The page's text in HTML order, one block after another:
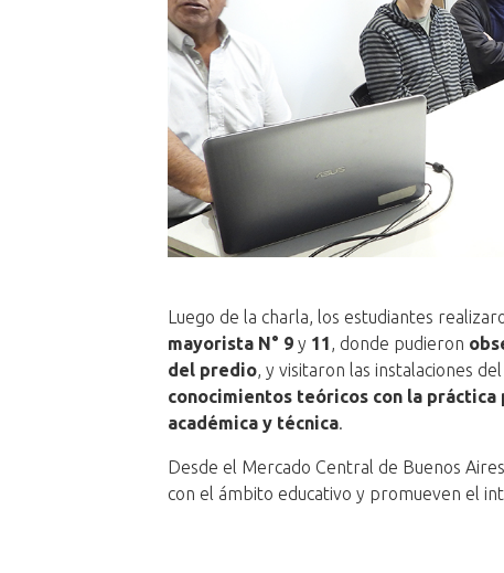
Luego de la charla, los estudiantes
mayorista N° 9 y 11, donde pudieron
del predio, y visitaron las instalaciones del
conocimientos teóricos con la
académica y técnica.
Desde el Mercado Central de Buenos
con el ámbito educativo y promueven el